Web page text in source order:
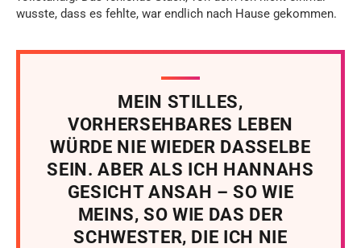
wusste, dass es fehlte, war endlich nach Hause gekommen.
MEIN STILLES,
VORHERSEHBARES LEBEN
WÜRDE NIE WIEDER DASSELBE
SEIN. ABER ALS ICH HANNAHS
GESICHT ANSAH – SO WIE
MEINS, SO WIE DAS DER
SCHWESTER, DIE ICH NIE